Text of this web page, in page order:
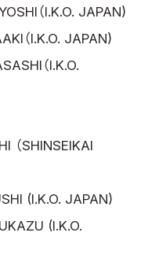
（I.K.O. JAPAN)
（I.K.O. JAPAN)
（I.K.O.
（SHINSEIKAI
(I.K.O. JAPAN)
(I.K.O.